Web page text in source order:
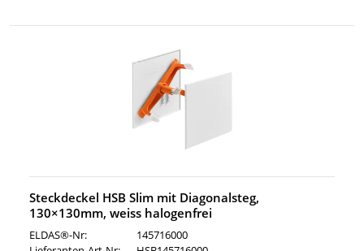
Steckdeckel HSB Slim mit Diagonalsteg,
130×130mm, weiss halogenfrei
ELDAS®-Nr:
145716000